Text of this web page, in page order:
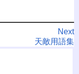
Next
天敵用語集